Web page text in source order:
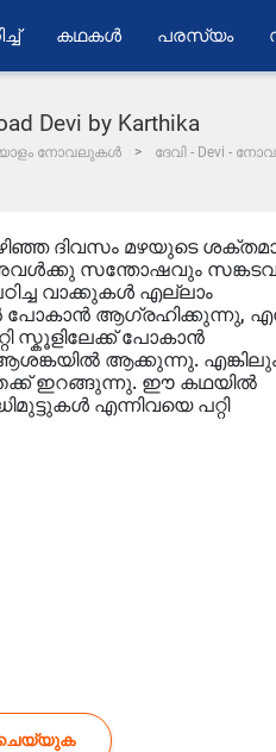
കഥകൾ പരസ്യം
Devi by Karthika
നോവലുകൾ ദേവി - Devi -
ദിവസം മഴയുടെ
അവൾക്കു സന്തോഷവും
വാക്കുകൾ എല്ലാം
പോകാൻ ആഗ്രഹിക്കുന്നു,
സ്കൂളിലേക്ക് പോകാൻ
ആക്കുന്നു.
ഇറങ്ങുന്നു. ഈ കഥയിൽ
എന്നിവയെ പറ്റി